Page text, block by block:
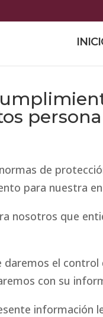
de
para nuestra
nosotros que
el
con su
información